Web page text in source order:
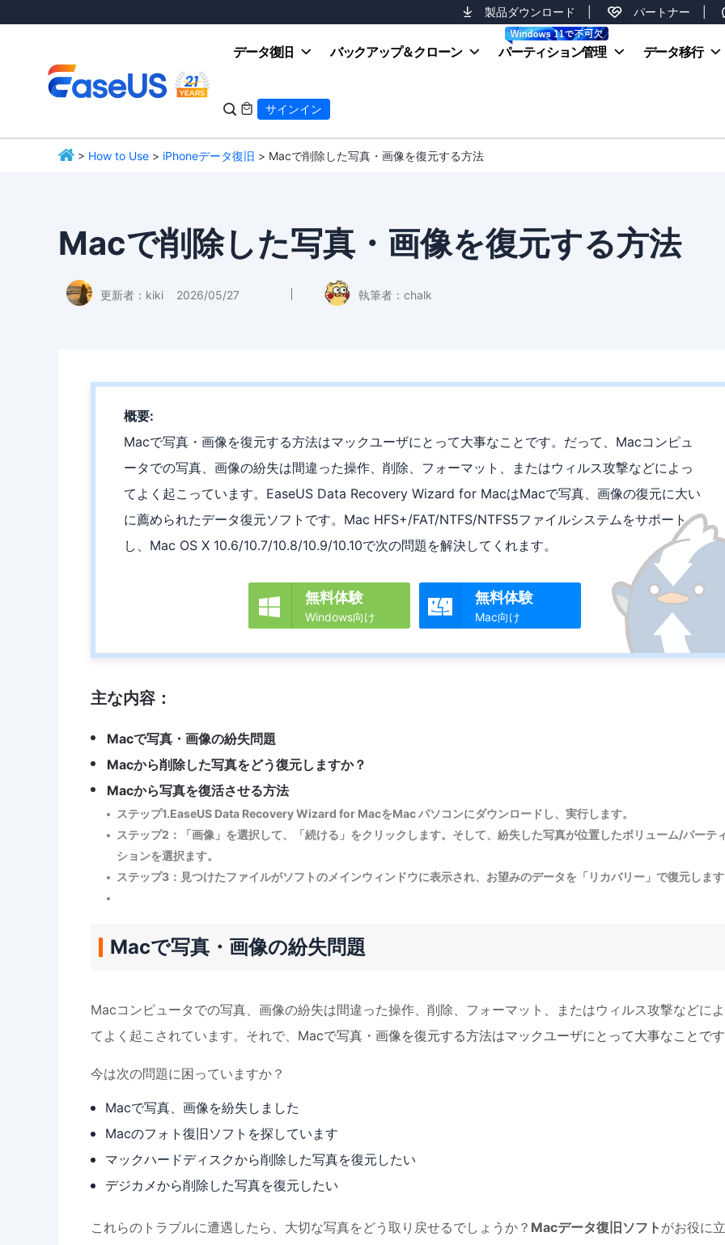
製品ダウンロード パートナー
データ復旧 バックアップ＆クローン パーティション管理 データ移行
  サインイン
> How to Use > iPhoneデータ復旧 > Macで削除した写真・画像を復元する方法
Macで削除した写真・画像を復元する方法
更新者： kiki 2026/05/27 執筆者： chalk
概要:
Macで写真・画像を復元する方法はマックユーザにとって大事なことです。だって、Macコンピュ
ータでの写真、画像の紛失は間違った操作、削除、フォーマット、またはウィルス攻撃などによっ
てよく起こっています。EaseUS Data Recovery Wizard for MacはMacで写真、画像の復元に大い
に薦められたデータ復元ソフトです。Mac HFS+/FAT/NTFS/NTFS5ファイルシステムをサポート
し、Mac OS X 10.6/10.7/10.8/10.9/10.10で次の問題を解決してくれます。
 無料体験
Windows向け

無料体験
Mac向け
主な内容：
Macで写真・画像の紛失問題
Macから削除した写真をどう復元しますか？
Macから写真を復活させる方法
ステップ1.EaseUS Data Recovery Wizard for MacをMac パソコンにダウンロードし、実行します。
ステップ2：「画像」を選択して、「続ける」をクリックします。そして、紛失した写真が位置したボリューム/パーテ
ションを選択ます。
ステップ3：見つけたファイルがソフトのメインウィンドウに表示され、お望みのデータを「リカバリー」で復元しま
Macで写真・画像の紛失問題
Macコンピュータでの写真、画像の紛失は間違った操作、削除、フォーマット、またはウィルス攻撃などに
てよく起こされています。それで、 Macで写真・画像を復元する方法はマックユーザにとって大事なことで
今は次の問題に困っていますか？
Macで写真、画像を紛失しました
Macのフォト復旧ソフトを探しています
マックハードディスクから削除した写真を復元したい
デジカメから削除した写真を復元したい
これらのトラブルに遭遇したら、大切な写真をどう取り戻せるでしょうか？ Macデータ復旧ソフト がお役に立